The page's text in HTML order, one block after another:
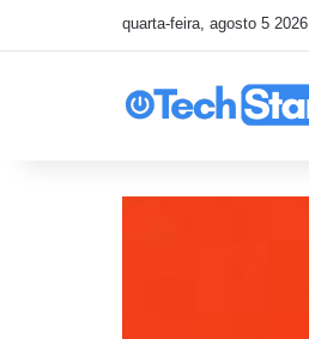
quarta-feira, agosto 5 2026